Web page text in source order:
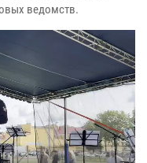
ведомств.